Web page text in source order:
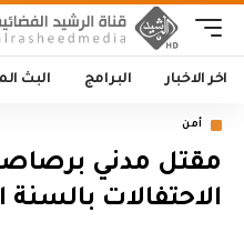
اخر الاخبار البرامج البث
أمن
مقتل مدني
الاحتفالات بالسنة